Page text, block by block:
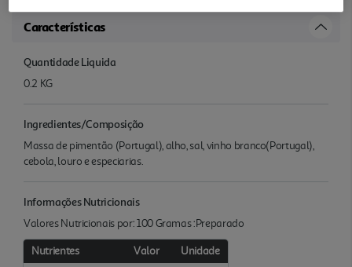
Características
Quantidade Liquida
0.2 KG
Ingredientes/Composição
Massa de pimentão (Portugal), alho, sal, vinho branco(Portugal),
cebola, louro e especiarias.
Informações Nutricionais
Valores Nutricionais por: 100 Gramas :Preparado
Nutrientes Valor
Unidade